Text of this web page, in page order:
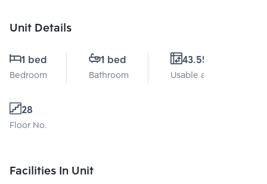
Unit Details
1 bed
Bedroom
1 bed
Bathroom
43.55 Sq.m.
Usable area
28
Floor No.
Facilities In Unit